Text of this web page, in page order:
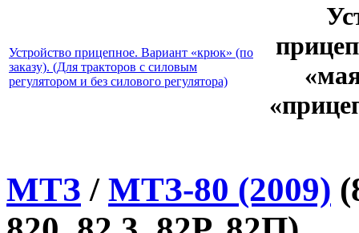
Устройство прицепное. Вариант «крюк» (по
заказу). (Для тракторов с силовым
регулятором и без силового регулятора)
МТЗ / МТЗ-80 (2009)